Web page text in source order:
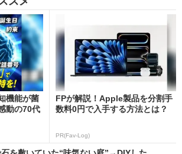
機能が菌
動の70代
FPが解説！Apple製品を分割手
数料0円で入手する方法とは？
PR(Fav-Log)